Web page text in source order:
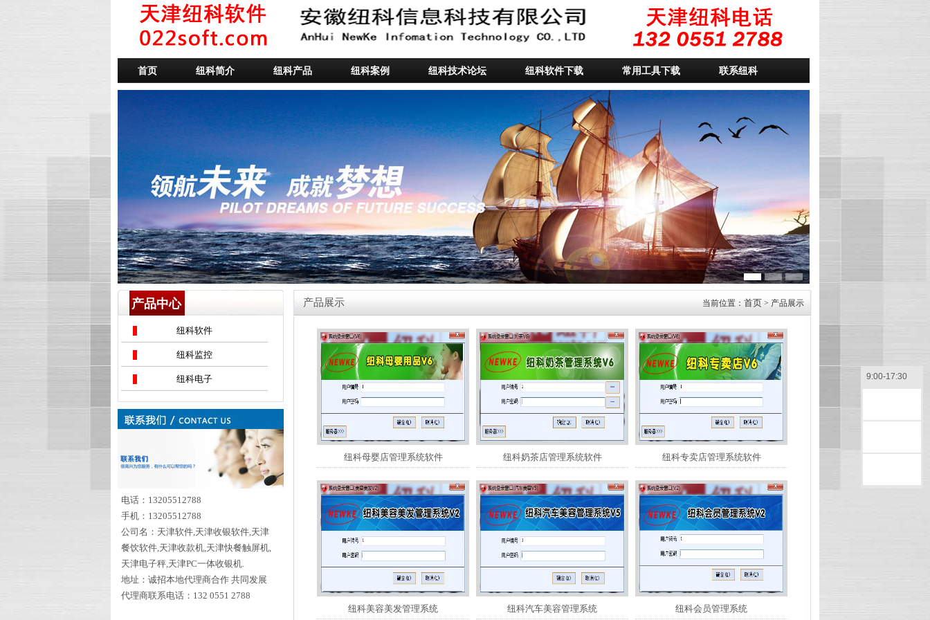
首页 纽科简介 纽科产品 纽科案例 纽科技术论坛 纽科软件下载 常用工具下载 联系纽科
产品中心
纽科软件
纽科监控
纽科电子
电话：13205512788
手机：13205512788
公司名：天津软件,天津收银软件,天津
餐饮软件,天津收款机,天津快餐触屏机,
天津电子秤,天津PC一体收银机.
地址：诚招本地代理商合作 共同发展
代理商联系电话：132 0551 2788
当前位置： 首页 > 产品展示
产品展示
纽科母婴店管理系统软件 纽科奶茶店管理系统软件 纽科专卖店管理系统软件
纽科美容美发管理系统 纽科汽车美容管理系统 纽科会员管理系统
9:00-17:30